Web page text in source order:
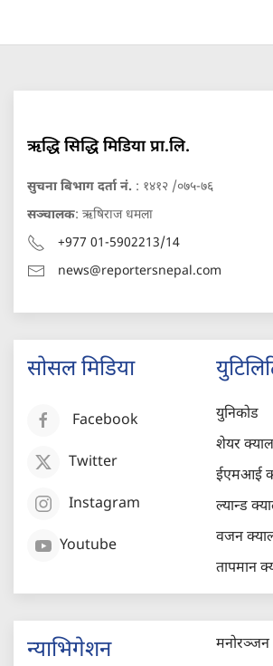
ऋद्धि सिद्धि मिडिया प्रा.लि.
सुचना बिभाग दर्ता नं. : १४१२ /०७५-७६
सञ्चालक: ऋषिराज धमला
+977 01-5902213/14
news@reportersnepal.com
सोसल मिडिया
Facebook
Twitter
Instagram
Youtube
युनिकोड
शेयर
ईएमआई
ल्यान्ड
वजन
तापमान
न्याभिगेशन मनोरञ्जन